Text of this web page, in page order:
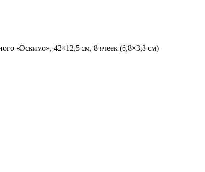
«Эскимо», 42×12,5 см, 8 ячеек (6,8×3,8 см)